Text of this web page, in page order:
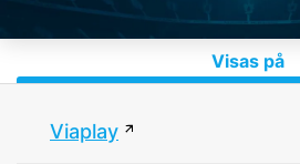
Visas på
Viaplay